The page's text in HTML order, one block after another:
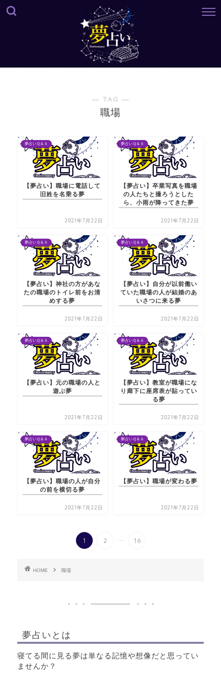
― TAG ―
職場
夢占いＱ＆Ａ
【夢占い】職場に電話して
旧姓を名乗る夢
2021年7月22日
夢占いＱ＆Ａ
【夢占い】卒業写真を職場
の人たちと撮ろうとした
ら、小雨が降ってきた夢
2021年7月22日
夢占いＱ＆Ａ
【夢占い】神社の方があな
たの職場のトイレ前をお清
めする夢
2021年7月22日
夢占いＱ＆Ａ
【夢占い】自分が以前働い
ていた職場の人が結婚のあ
いさつに来る夢
2021年7月22日
夢占いＱ＆Ａ
【夢占い】元の職場の人と
遊ぶ夢
2021年7月22日
夢占いＱ＆Ａ
【夢占い】教室が職場にな
り廊下に座席表が貼ってい
る夢
2021年7月22日
夢占いＱ＆Ａ
【夢占い】職場の人が自分
の前を横切る夢
2021年7月22日
夢占いＱ＆Ａ
【夢占い】職場が変わる夢
2021年7月22日
1 2 ... 16
HOME 職場
夢占いとは
寝てる間に見る夢は単なる記憶や想像だと思ってい
ませんか？